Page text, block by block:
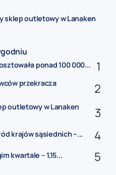
sklep outletowy w Lanaken
ponad 100 000...
przekracza
outletowy w Lanaken
krajów sąsiednich –...
kwartale – 1,15...